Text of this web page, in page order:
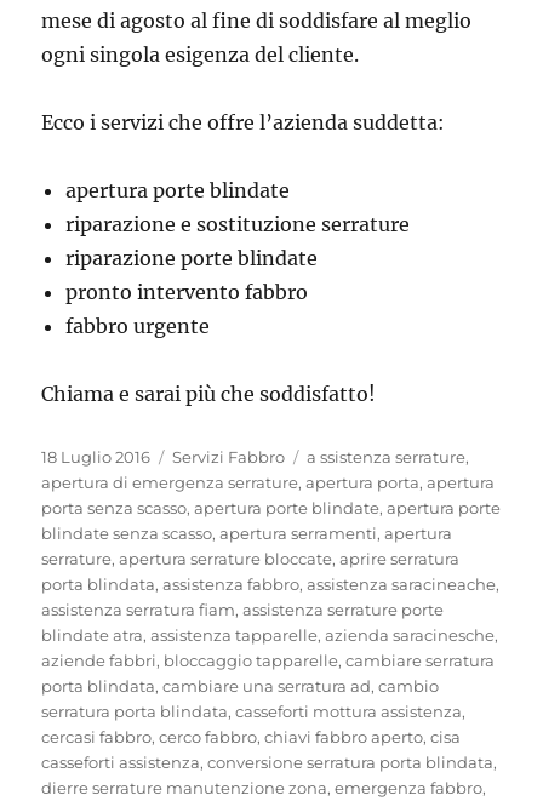
mese di agosto al fine di soddisfare al meglio
ogni singola esigenza del cliente.
Ecco i servizi che offre l’azienda suddetta:
apertura porte blindate
riparazione e sostituzione serrature
riparazione porte blindate
pronto intervento fabbro
fabbro urgente
Chiama e sarai più che soddisfatto!
Pubblicato
il
18 Luglio 2016 Categorie
Servizi Fabbro Tag
a ssistenza serrature,
apertura di emergenza serrature,apertura porta,apertura
porta senza scasso,apertura porte blindate,apertura porte
blindate senza scasso,apertura serramenti,apertura
serrature,apertura serrature bloccate,aprire serratura
porta blindata,assistenza fabbro,assistenza saracineache,
assistenza serratura fiam,assistenza serrature porte
blindate atra,assistenza tapparelle,azienda saracinesche,
aziende fabbri, bloccaggio tapparelle,cambiare serratura
porta blindata,cambiare una serratura ad,cambio
serratura porta blindata,casseforti mottura assistenza,
cercasi fabbro,cerco fabbro,chiavi fabbro aperto,cisa
casseforti assistenza,conversione serratura porta blindata,
dierre serrature manutenzione zona,emergenza fabbro,